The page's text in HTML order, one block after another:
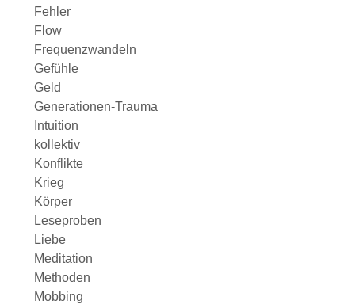
Fehler
Flow
Frequenzwandeln
Gefühle
Geld
Generationen-Trauma
Intuition
kollektiv
Konflikte
Krieg
Körper
Leseproben
Liebe
Meditation
Methoden
Mobbing